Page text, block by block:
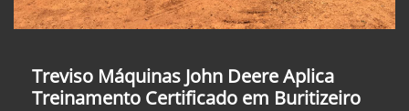
Treviso Máquinas John Deere Aplica
Treinamento Certificado em Buritizeiro